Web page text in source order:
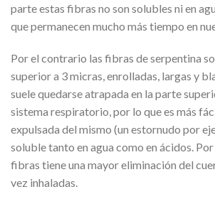
parte estas fibras no son solubles ni en
que permanecen mucho más tiempo en
Por el contrario las fibras de serpentina
superior a 3 micras, enrolladas, largas y
suele quedarse atrapada en la parte
sistema respiratorio, por lo que es más
expulsada del mismo (un estornudo por
soluble tanto en agua como en ácidos.
fibras tiene una mayor eliminación del
vez inhaladas.